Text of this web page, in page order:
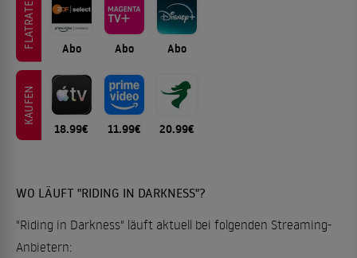
FLATRATE Abo Abo Abo
KAUFEN
18.99€ 11.99€ 20.99€
WO LÄUFT "RIDING IN DARKNESS"?
"Riding in Darkness" läuft aktuell bei folgenden Streaming-
Anbietern: